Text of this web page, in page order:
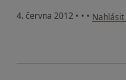
4. června 2012 • • • podle